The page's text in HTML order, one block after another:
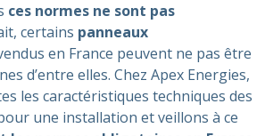
ces normes ne sont pas
certains panneaux
en France peuvent ne pas être
d’entre elles. Chez Apex Energies,
les caractéristiques techniques des
une installation et veillons à ce